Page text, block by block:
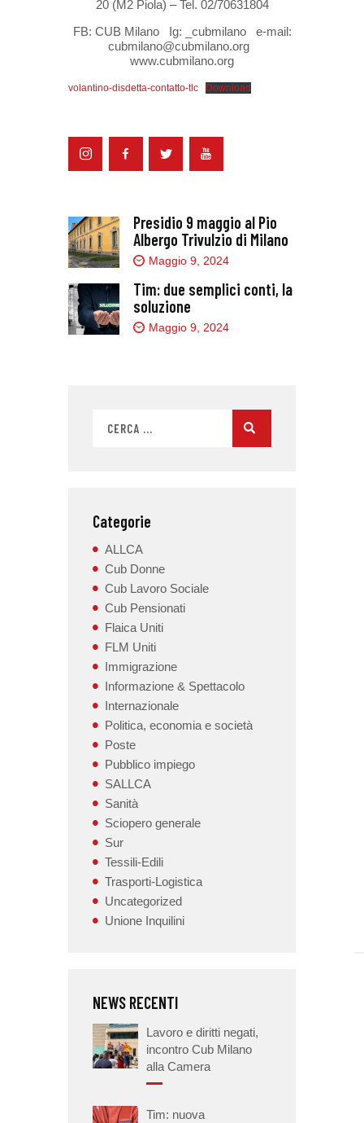
20 (M2 Piola) – Tel. 02/70631804
FB: CUB Milano Ig: _cubmilano e-mail:
cubmilano@cubmilano.org
www.cubmilano.org
volantino-disdetta-contatto-tlc Download
Presidio 9 maggio al Pio
Albergo Trivulzio di Milano
Maggio 9, 2024
Tim: due semplici conti, la
soluzione
Maggio 9, 2024
Categorie
ALLCA
Cub Donne
Cub Lavoro Sociale
Cub Pensionati
Flaica Uniti
FLM Uniti
Immigrazione
Informazione & Spettacolo
Internazionale
Politica, economia e società
Poste
Pubblico impiego
SALLCA
Sanità
Sciopero generale
Sur
Tessili-Edili
Trasporti-Logistica
Uncategorized
Unione Inquilini
NEWS RECENTI
Lavoro e diritti negati,
incontro Cub Milano
alla Camera
Tim: nuova